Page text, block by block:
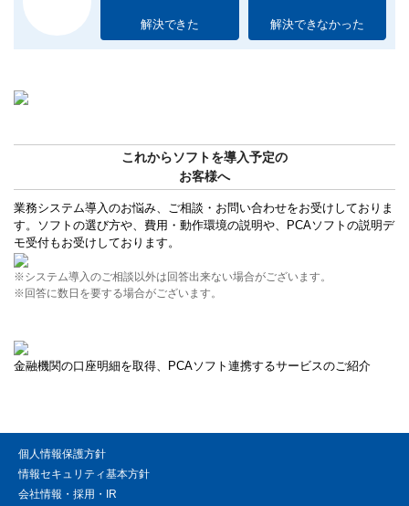
解決できた 解決できなかった
これからソフトを導入予定の
お客様へ
業務システム導入のお悩み、ご相談・お問い合わせをお受けしておりま
す。ソフトの選び方や、費用・動作環境の説明や、PCAソフトの説明デ
モ受付もお受けしております。
※システム導入のご相談以外は回答出来ない場合がございます。
※回答に数日を要する場合がございます。
金融機関の口座明細を取得、PCAソフト連携するサービスのご紹介
個人情報保護方針
情報セキュリティ基本方針
会社情報・採用・IR